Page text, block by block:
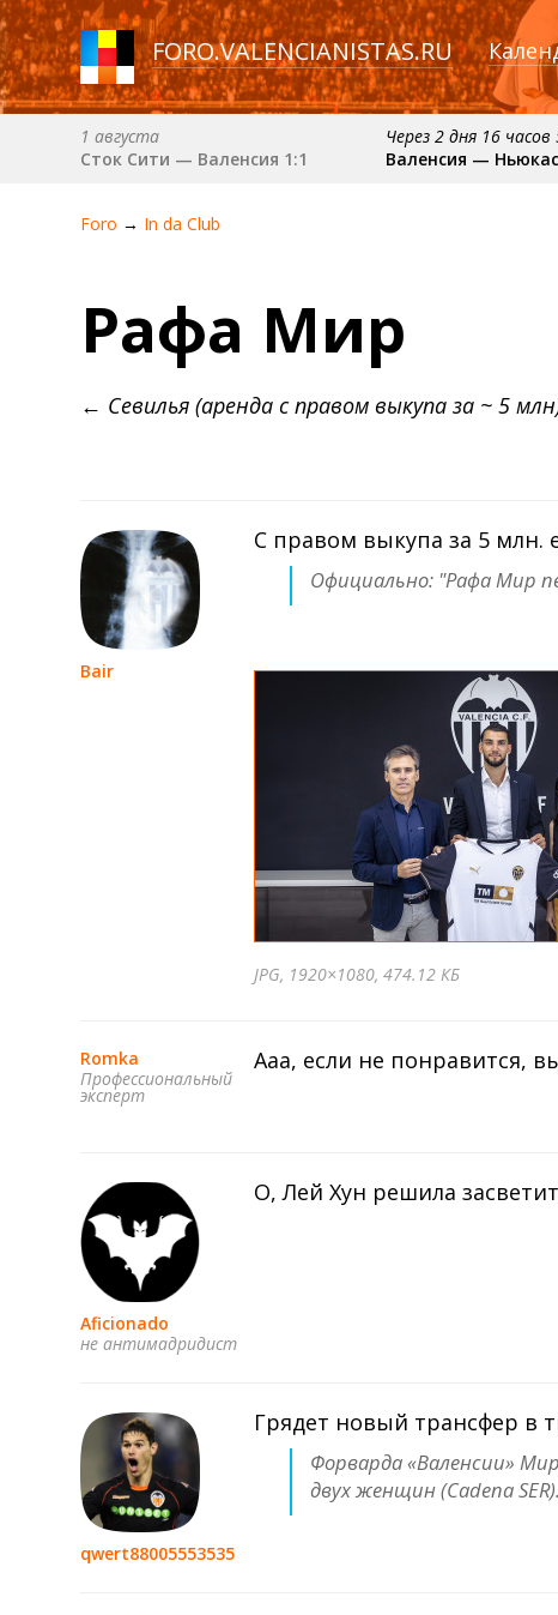
FORO.VALENCIANISTAS.RU
1 августа
Сток Сити — Валенсия 1:1
Через 2 дня 16
Валенсия —
Депортиво — Валенсия
Foro → In da Сlub
Рафа Мир
← Севилья (аренда с правом выкупа за ~ 5
Bair
С правом выкупа за 5 млн.
Официально: "Рафа Мир
JPG, 1920×1080, 474.12 КБ
Romka
Профессиональный
эксперт
Ааа, если не понравится,
Aficionado
не антимадридист
О, Лей Хун решила
qwert88005553535
Грядет новый трансфер в
Форварда «Валенсии»
двух женщин (Cadena SER).